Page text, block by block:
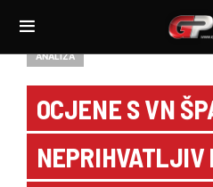
ANALIZA
OCJENE S VN
NEPRIHVATLJIV